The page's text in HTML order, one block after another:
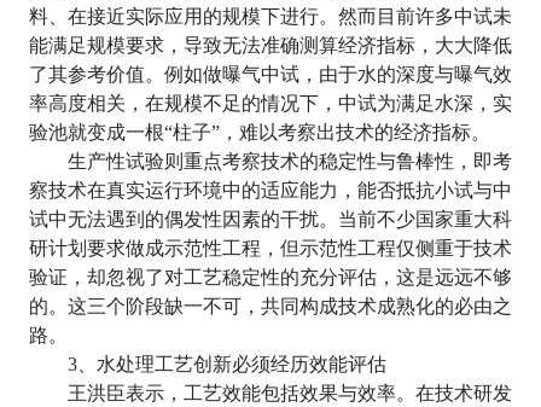
料、在接近实际应用的规模下进行。然而目前许多中试未
能满足规模要求，导致无法准确测算经济指标，大大降低
了其参考价值。例如做曝气中试，由于水的深度与曝气效
率高度相关，在规模不足的情况下，中试为满足水深，实
验池就变成一根“柱子”，难以考察出技术的经济指标。
生产性试验则重点考察技术的稳定性与鲁棒性，即考
察技术在真实运行环境中的适应能力，能否抵抗小试与中
试中无法遇到的偶发性因素的干扰。当前不少国家重大科
研计划要求做成示范性工程，但示范性工程仅侧重于技术
验证，却忽视了对工艺稳定性的充分评估，这是远远不够
的。这三个阶段缺一不可，共同构成技术成熟化的必由之
路。
3、水处理工艺创新必须经历效能评估
王洪臣表示，工艺效能包括效果与效率。在技术研发